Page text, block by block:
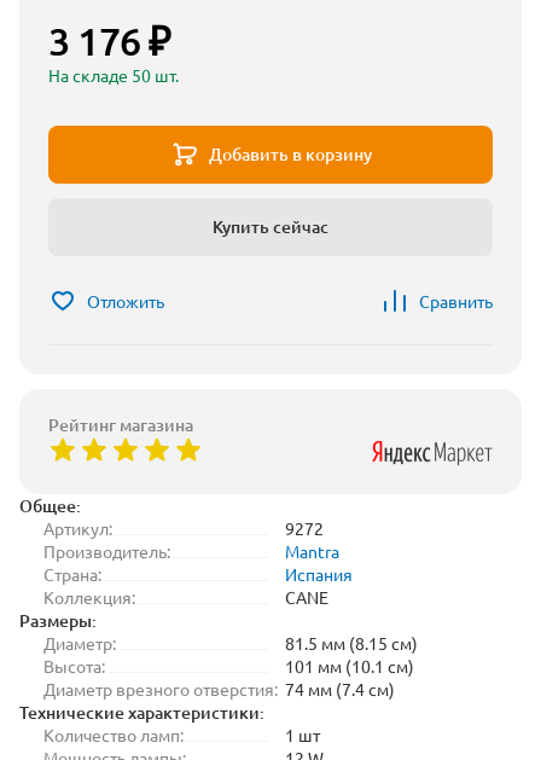
Общее:
Артикул:
9272
Производитель:
Mantra
Страна:
Испания
Коллекция:
CANE
Размеры:
Диаметр:
81.5 мм (8.15 см)
Высота:
101 мм (10.1 см)
Диаметр врезного отверстия: 74 мм (7.4 см)
Технические характеристики:
Количество ламп:
1 шт
3 176 ₽
На складе 50 шт.
Добавить в корзину
Купить сейчас
Отложить Сравнить
Рейтинг магазина